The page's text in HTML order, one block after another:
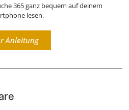
365 ganz bequem auf deinem
lesen.
Anleitung